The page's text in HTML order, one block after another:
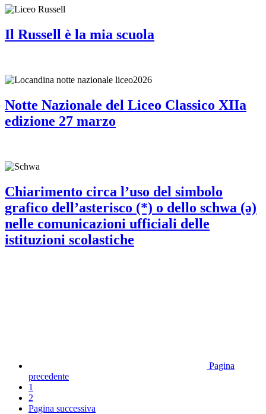
Il Russell è la mia scuola
Notte Nazionale del Liceo Classico XIIa
edizione 27 marzo
Chiarimento circa l’uso del simbolo
grafico dell’asterisco (*) o dello schwa (ə)
nelle comunicazioni ufficiali delle
istituzioni scolastiche
Pagina
precedente
1
2
Pagina successiva